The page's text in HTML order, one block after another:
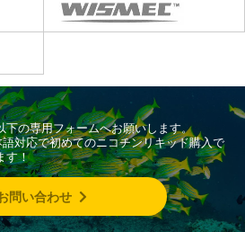
下の専用フォームへお願いします。
対応で初めてのニコチンリキッド購入で
す！
問い合わせ